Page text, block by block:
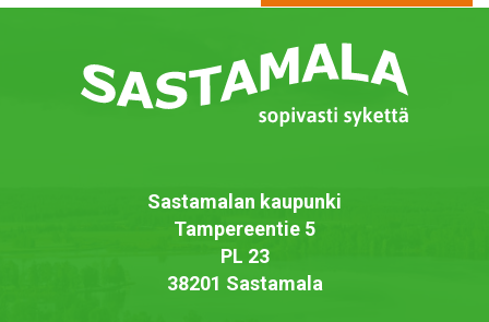
Sastamalan kaupunki
Tampereentie 5
PL 23
38201 Sastamala